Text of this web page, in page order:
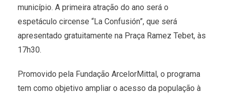
município. A primeira atração do ano será o
espetáculo circense “La Confusión”, que será
apresentado gratuitamente na Praça Ramez Tebet, às
17h30.
Promovido pela Fundação ArcelorMittal, o programa
tem como objetivo ampliar o acesso da população à